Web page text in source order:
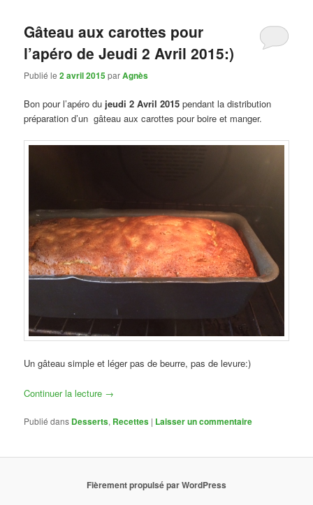
Gâteau aux carottes pour
l’apéro de Jeudi 2 Avril 2015:)
Publié le2 avril 2015parAgnès
Bon pour l’apéro du jeudi 2 Avril 2015 pendant la distribution
préparation d’un gâteau aux carottes pour boire et manger.
Un gâteau simple et léger pas de beurre, pas de levure:)
Continuer la lecture →
Publié dans Desserts, Recettes | Laisser un commentaire
Fièrement propulsé par WordPress